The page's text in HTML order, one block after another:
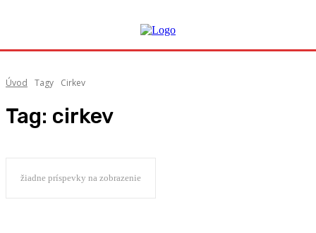
Úvod Tagy Cirkev
Tag: cirkev
žiadne príspevky na zobrazenie